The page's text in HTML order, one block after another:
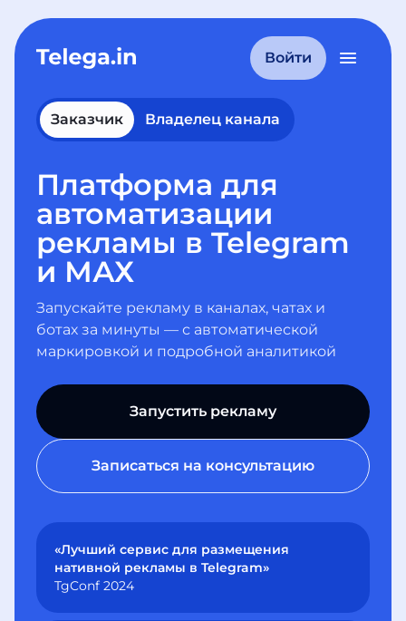
Войти
Заказчик Владелец канала
Платформа для
автоматизации
рекламы в Telegram
и МАХ
Запускайте рекламу в каналах, чатах и
ботах за минуты — с автоматической
маркировкой и подробной аналитикой
Запустить рекламу
Записаться на консультацию
«Лучший сервис для размещения
нативной рекламы в Telegram»
TgConf 2024